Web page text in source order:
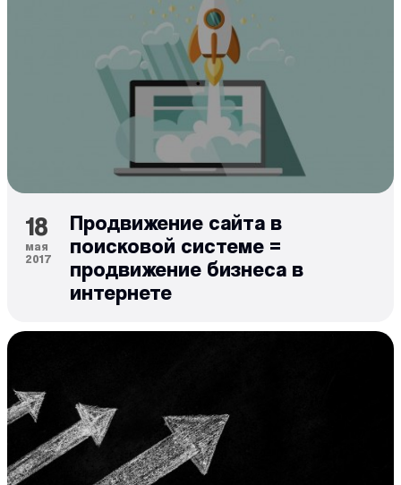
18
мая
2017
Продвижение сайта в
поисковой системе =
продвижение бизнеса в
интернете